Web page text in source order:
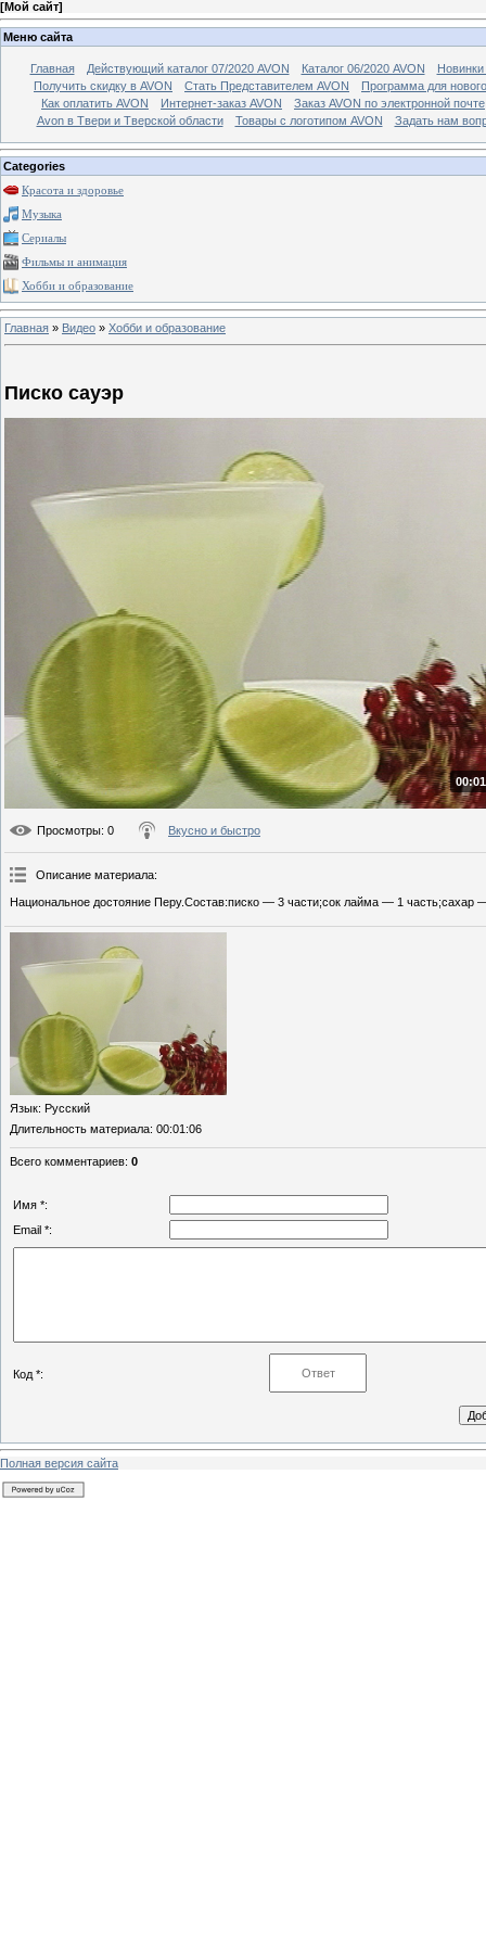
[Мой сайт]
Меню сайта
Главная Действующий каталог 07/2020 AVON Каталог 06/2020 AVON
Новинки
Получить скидку в AVON
Стать Представителем AVON
Программа для
Как оплатить AVON
Интернет-заказ AVON
Заказ AVON по электронной почте
Avon в Твери и Тверской области
Товары с логотипом AVON Задать нам
Categories
Красота и здоровье
Музыка
Сериалы
Фильмы и анимация
Хобби и образование
Главная » Видео » Хобби и образование
Писко сауэр
Просмотры: 0 Вкусно и быстро
Описание материала:
Национальное достояние Перу.Состав:писко — 3 части;сок лайма — 1 часть;сахар
Язык: Русский
Длительность материала: 00:01:06
Всего комментариев: 0
Имя *:
Email *:
Код *:
Полная версия сайта